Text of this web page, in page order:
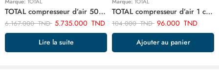
TOTAL compresseur d’air 500 litre 5.5hp TC1555002E
6.167.000TND 5.735.000 TND
Lire la suite
TOTAL compresseur d’air 1 cylindre TTAC1406
104.000TND 96.000 TND
Ajouter au panier